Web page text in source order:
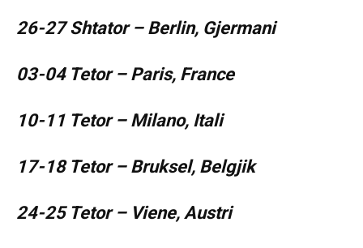
26-27 Shtator – Berlin, Gjermani
03-04 Tetor – Paris, France
10-11 Tetor – Milano, Itali
17-18 Tetor – Bruksel, Belgjik
24-25 Tetor – Viene, Austri